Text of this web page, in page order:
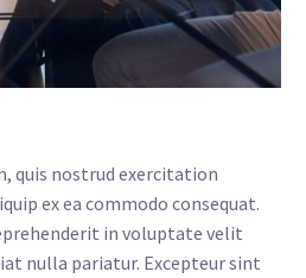
quis nostrud exercitation
ex ea commodo consequat.
in voluptate velit
nulla pariatur. Excepteur sint